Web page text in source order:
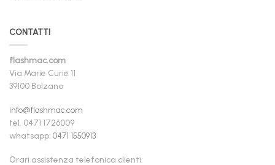
CONTATTI
flashmac.com
Via Marie Curie 11
39100 Bolzano
info@flashmac.com
tel. 0471 1726009
whatsapp: 0471 1550913
Orari assistenza telefonica clienti: